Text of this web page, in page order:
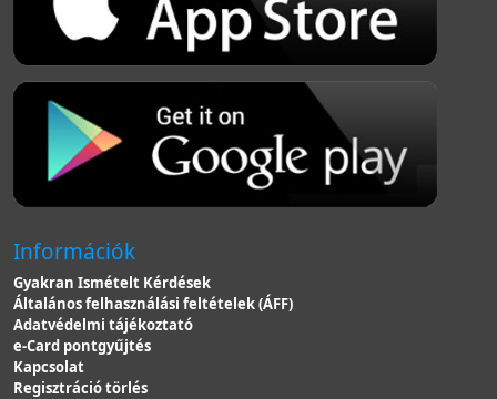
Információk
Gyakran Ismételt Kérdések
Általános felhasználási feltételek (ÁFF)
Adatvédelmi tájékoztató
e-Card pontgyűjtés
Kapcsolat
Regisztráció törlés